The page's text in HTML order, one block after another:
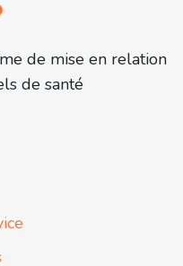
de mise en relation
de santé